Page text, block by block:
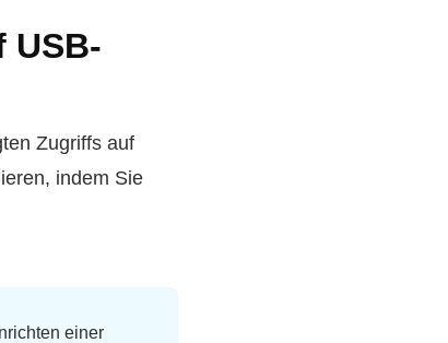
USB-
Zugriffs auf
indem Sie
einer